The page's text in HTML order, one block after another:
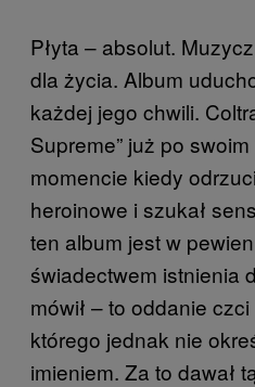
Płyta – absolut.
dla życia. Album
każdej jego chwili.
Supreme” już po
momencie kiedy
heroinowe i szukał
ten album jest w
świadectwem istnienia
mówił – to oddanie
którego jednak nie
imieniem. Za to dawał